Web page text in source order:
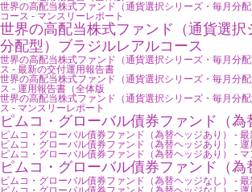
世界の高配当株式ファンド（通貨選択シリーズ・毎月分
コース - マンスリーレポート
世界の高配当株式ファンド（通貨選択
分配型）ブラジルレアルコース
世界の高配当株式ファンド（通貨選択シリーズ・毎月分
ス - 最新の交付運用報告書
世界の高配当株式ファンド（通貨選択シリーズ・毎月分
ス - 運用報告書（全体版
世界の高配当株式ファンド（通貨選択シリーズ・毎月分
ス - マンスリーレポート
ピムコ・グローバル債券ファンド（為
ピムコ・グローバル債券ファンド（為替ヘッジあり） -
ピムコ・グローバル債券ファンド（為替ヘッジあり） -
ピムコ・グローバル債券ファンド（為替ヘッジあり） - マ
ピムコ・グローバル債券ファンド（為
ピムコ・グローバル債券ファンド（為替ヘッジなし） -